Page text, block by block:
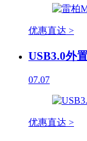
优惠直达 >
USB3.0外
07.07
优惠直达 >